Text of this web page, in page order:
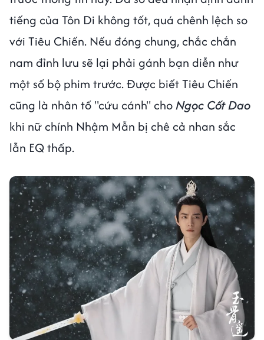
tiếng của Tôn Di không tốt, quá chênh lệch so
với Tiêu Chiến. Nếu đóng chung, chắc chắn
nam đỉnh lưu sẽ lại phải gánh bạn diễn như
một số bộ phim trước. Được biết Tiêu Chiến
cũng là nhân tố "cứu cánh" choNgọc Cốt Dao
khi nữ chính Nhậm Mẫn bị chê cả nhan sắc
lẫn EQ thấp.